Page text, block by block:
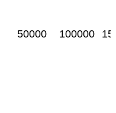
50000 100000